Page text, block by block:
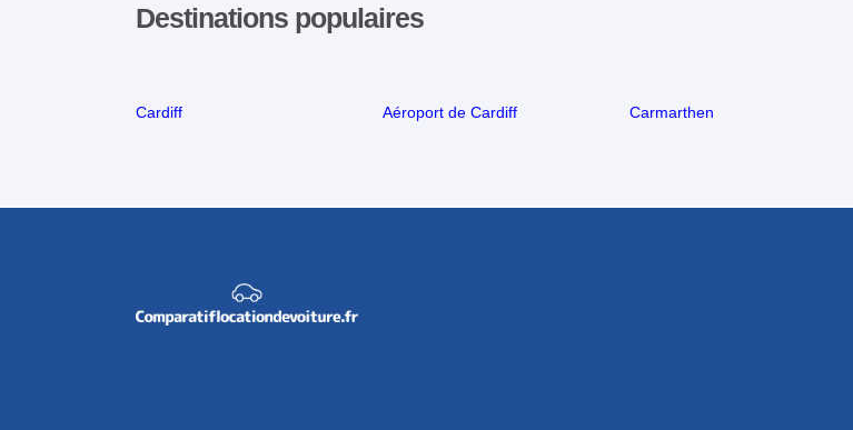
Destinations populaires
Cardiff Aéroport de Cardiff Carmarthen